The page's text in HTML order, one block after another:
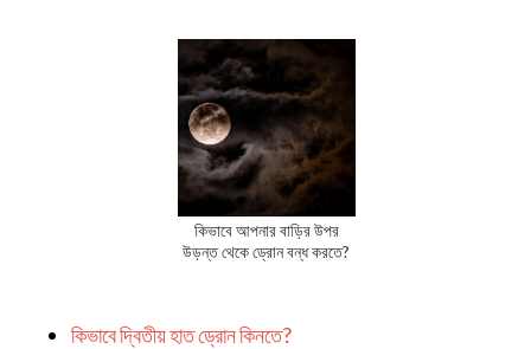
কিভাবে আপনার বাড়ির উপর
উড়ন্ত থেকে ড্রোন বন্ধ করতে?
কিভাবে দ্বিতীয় হাত ড্রোন কিনতে?